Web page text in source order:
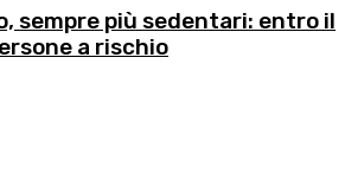
sempre più sedentari: entro il
a rischio